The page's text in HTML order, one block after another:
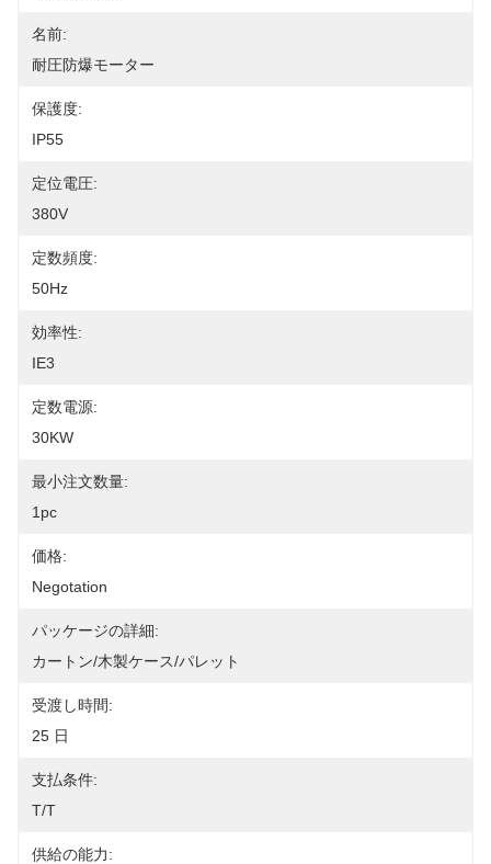
名前:
耐圧防爆モーター
保護度:
IP55
定位電圧:
380V
定数頻度:
50Hz
効率性:
IE3
定数電源:
30KW
最小注文数量:
1pc
価格:
Negotation
パッケージの詳細:
カートン/木製ケース/パレット
受渡し時間:
25 日
支払条件:
T/T
供給の能力: